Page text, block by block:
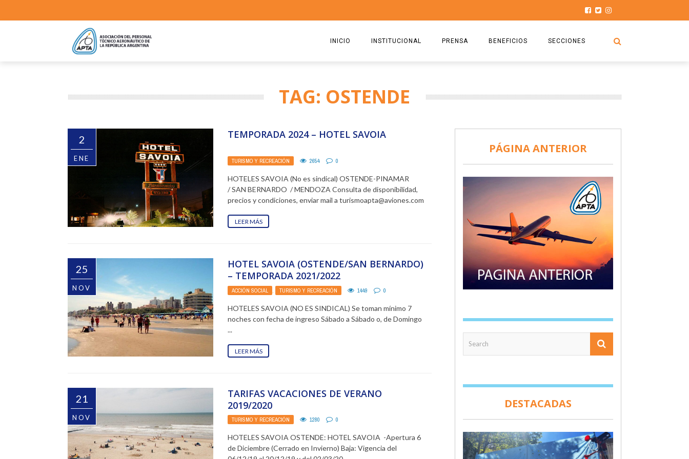
INICIO INSTITUCIONAL
ESTATUTO
PRENSA
2025
BENEFICIOS
COMISIÓN
DOCUMENTOS
SEGURO DE SEPELIOS
SECCIONES
HISTORIAS DE LUCHA
TURISMO Y RECREACIÓN
TAG: OSTENDE
2
ENE
TEMPORADA 2024 – HOTEL SAVOIA
TURISMO Y RECREACIÓN 2654 0
HOTELES SAVOIA (No es sindical) OSTENDE-PINAMAR
/ SAN BERNARDO / MENDOZA Consulta de disponibilidad,
precios y condiciones, enviar mail a turismoapta@aviones.com
LEER MÁS
25
NOV
HOTEL SAVOIA (OSTENDE/SAN BERNARDO)
– TEMPORADA 2021/2022
ACCIÓN SOCIAL TURISMO Y RECREACIÓN 1449 0
HOTELES SAVOIA (NO ES SINDICAL) Se toman mínimo 7
noches con fecha de ingreso Sábado a Sábado o, de Domingo
...
LEER MÁS
21
NOV
TARIFAS VACACIONES DE VERANO
2019/2020
TURISMO Y RECREACIÓN 1280 0
HOTELES SAVOIA OSTENDE: HOTEL SAVOIA -Apertura 6
de Diciembre (Cerrado en Invierno) Baja: Vigencia del
PÁGINA ANTERIOR
DESTACADAS